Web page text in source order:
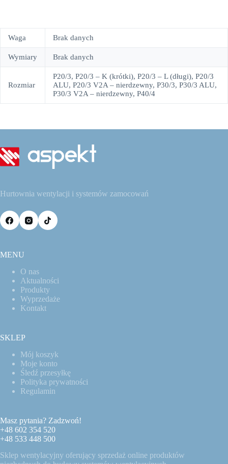
Waga Brak danych
Wymiary Brak danych
Rozmiar
P20/3, P20/3 – K (krótki), P20/3 – L (długi), P20/3
ALU, P20/3 V2A – nierdzewny, P30/3, P30/3 ALU,
P30/3 V2A – nierdzewny, P40/4
Hurtownia wentylacji i systemów zamocowań
MENU
O nas
Aktualności
Produkty
Wyprzedaże
Kontakt
SKLEP
Mój koszyk
Moje konto
Śledź przesyłkę
Polityka prywatności
Regulamin
Masz pytania? Zadzwoń!
+48 602 354 520
+48 533 448 500
Sklep wentylacyjny oferujący sprzedaż online produktów